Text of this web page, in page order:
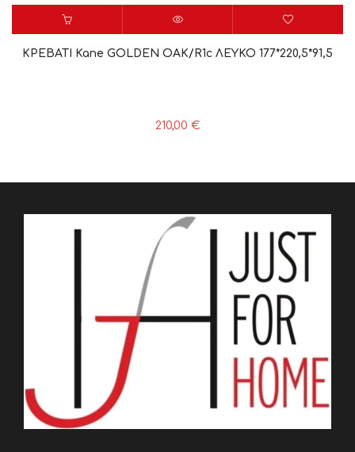
ΚΡΕΒΑΤΙ Kane GOLDEN OAK/R1c ΛΕΥΚΟ 177*220,5*91,5
210,00 €